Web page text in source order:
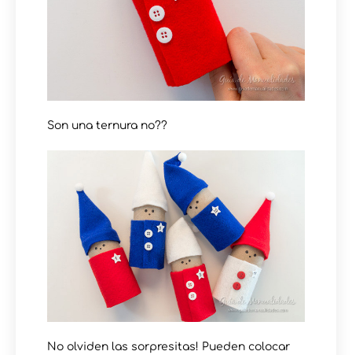
Son una ternura no??
No olviden las sorpresitas! Pueden colocar